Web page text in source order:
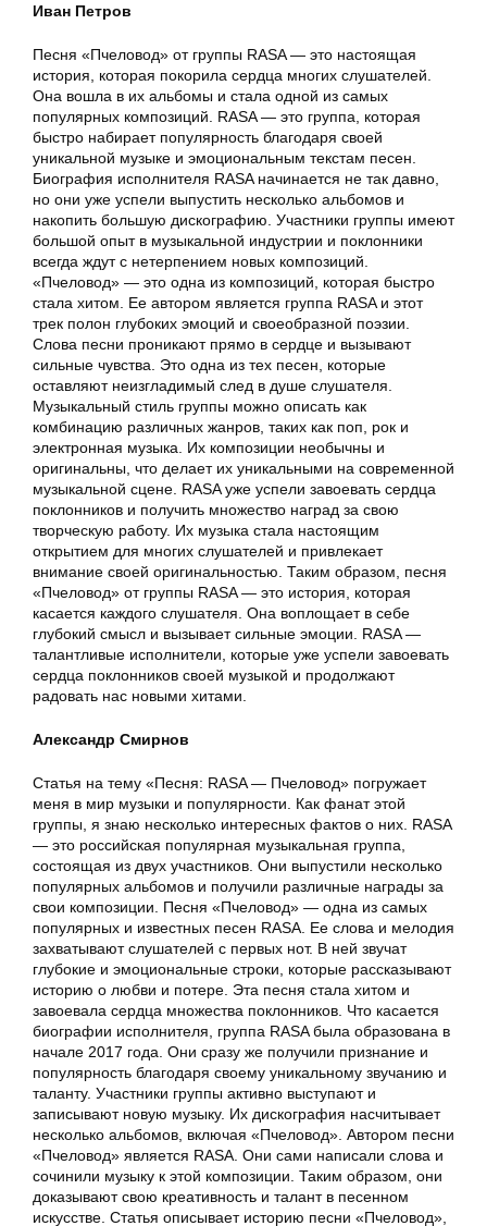
Иван Петров
Песня «Пчеловод» от группы RASA — это настоящая
история, которая покорила сердца многих слушателей.
Она вошла в их альбомы и стала одной из самых
популярных композиций. RASA — это группа, которая
быстро набирает популярность благодаря своей
уникальной музыке и эмоциональным текстам песен.
Биография исполнителя RASA начинается не так давно,
но они уже успели выпустить несколько альбомов и
накопить большую дискографию. Участники группы имеют
большой опыт в музыкальной индустрии и поклонники
всегда ждут с нетерпением новых композиций.
«Пчеловод» — это одна из композиций, которая быстро
стала хитом. Ее автором является группа RASA и этот
трек полон глубоких эмоций и своеобразной поэзии.
Слова песни проникают прямо в сердце и вызывают
сильные чувства. Это одна из тех песен, которые
оставляют неизгладимый след в душе слушателя.
Музыкальный стиль группы можно описать как
комбинацию различных жанров, таких как поп, рок и
электронная музыка. Их композиции необычны и
оригинальны, что делает их уникальными на современной
музыкальной сцене. RASA уже успели завоевать сердца
поклонников и получить множество наград за свою
творческую работу. Их музыка стала настоящим
открытием для многих слушателей и привлекает
внимание своей оригинальностью. Таким образом, песня
«Пчеловод» от группы RASA — это история, которая
касается каждого слушателя. Она воплощает в себе
глубокий смысл и вызывает сильные эмоции. RASA —
талантливые исполнители, которые уже успели завоевать
сердца поклонников своей музыкой и продолжают
радовать нас новыми хитами.
Александр Смирнов
Статья на тему «Песня: RASA — Пчеловод» погружает
меня в мир музыки и популярности. Как фанат этой
группы, я знаю несколько интересных фактов о них. RASA
— это российская популярная музыкальная группа,
состоящая из двух участников. Они выпустили несколько
популярных альбомов и получили различные награды за
свои композиции. Песня «Пчеловод» — одна из самых
популярных и известных песен RASA. Ее слова и мелодия
захватывают слушателей с первых нот. В ней звучат
глубокие и эмоциональные строки, которые рассказывают
историю о любви и потере. Эта песня стала хитом и
завоевала сердца множества поклонников. Что касается
биографии исполнителя, группа RASA была образована в
начале 2017 года. Они сразу же получили признание и
популярность благодаря своему уникальному звучанию и
таланту. Участники группы активно выступают и
записывают новую музыку. Их дискография насчитывает
несколько альбомов, включая «Пчеловод». Автором песни
«Пчеловод» является RASA. Они сами написали слова и
сочинили музыку к этой композиции. Таким образом, они
доказывают свою креативность и талант в песенном
искусстве. Статья описывает историю песни «Пчеловод»,